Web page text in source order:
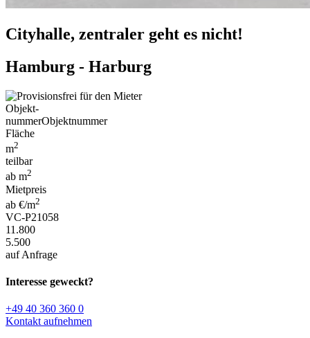
Cityhalle, zentraler geht es nicht!
Hamburg - Harburg
Objekt-
nummerObjektnummer
Fläche
m2
teilbar
ab m2
Mietpreis
ab €/m2
VC-P21058
11.800
5.500
auf Anfrage
Interesse geweckt?
+49 40 360 360 0
Kontakt aufnehmen